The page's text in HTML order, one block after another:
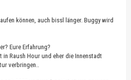
können, auch bissl länger. Buggy wird
Eure Erfahrung?
in Raush Hour und eher die Innenstadt
verbringen..